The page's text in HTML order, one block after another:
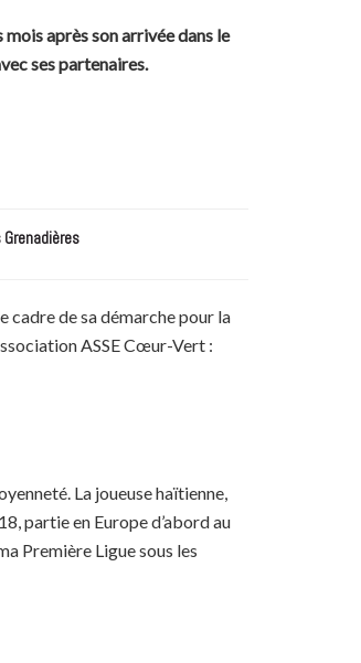
après son arrivée dans le
ses partenaires.
cadre de sa démarche pour la
ASSE Cœur-Vert :
La joueuse haïtienne,
partie en Europe d’abord au
Première Ligue sous les